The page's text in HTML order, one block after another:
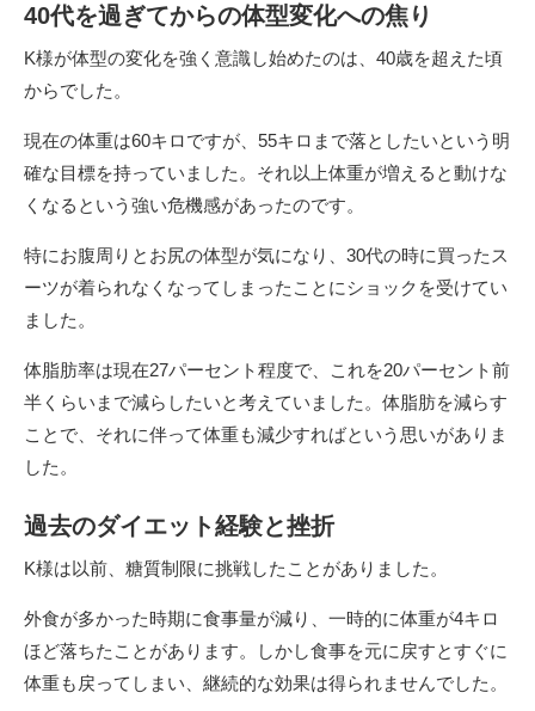
40代を過ぎてからの体型変化への焦り
K様が体型の変化を強く意識し始めたのは、40歳を超えた頃
からでした。
現在の体重は60キロですが、55キロまで落としたいという明
確な目標を持っていました。それ以上体重が増えると動けな
くなるという強い危機感があったのです。
特にお腹周りとお尻の体型が気になり、30代の時に買ったス
ーツが着られなくなってしまったことにショックを受けてい
ました。
体脂肪率は現在27パーセント程度で、これを20パーセント前
半くらいまで減らしたいと考えていました。体脂肪を減らす
ことで、それに伴って体重も減少すればという思いがありま
した。
過去のダイエット経験と挫折
K様は以前、糖質制限に挑戦したことがありました。
外食が多かった時期に食事量が減り、一時的に体重が4キロ
ほど落ちたことがあります。しかし食事を元に戻すとすぐに
体重も戻ってしまい、継続的な効果は得られませんでした。